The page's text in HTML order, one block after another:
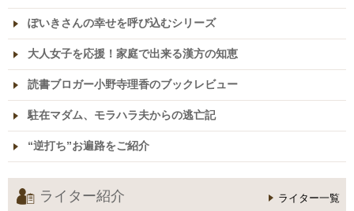
ぽいきさんの幸せを呼び込むシリーズ
大人女子を応援！家庭で出来る漢方の知恵
読書ブロガー小野寺理香のブックレビュー
駐在マダム、モラハラ夫からの逃亡記
“逆打ち”お遍路をご紹介
ライター紹介 ライター一覧